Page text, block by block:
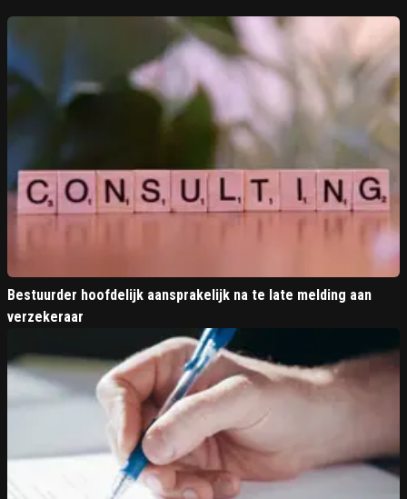
Bestuurder hoofdelijk aansprakelijk na te late melding aan
verzekeraar